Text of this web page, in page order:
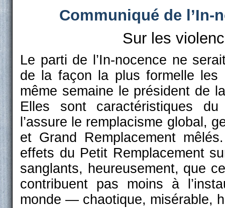
Communiqué de l’In-
Sur les
Le parti de l’In-nocence ne
de la façon la plus formelle
même semaine le président de
Elles sont caractéristiques
l’assure le remplacisme global,
et Grand Remplacement
effets du Petit Remplacement
sanglants, heureusement, que
contribuent pas moins à
monde — chaotique, misérable,